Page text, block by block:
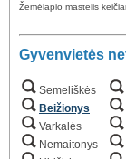
Žemėlapio mastelis
Gyvenvietės
Semeliškės
Beižionys
Varkalės
Nemaitonys